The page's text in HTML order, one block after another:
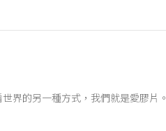
界的另一種方式，我們就是愛膠片。